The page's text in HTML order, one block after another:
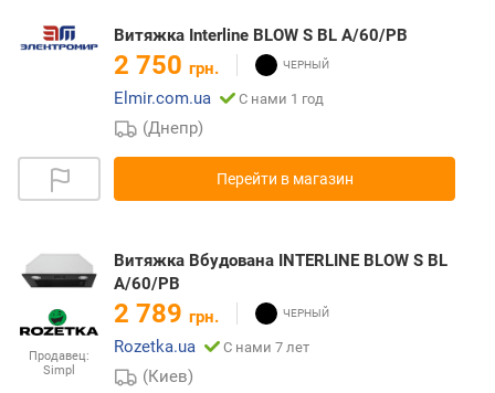
Витяжка Interline BLOW S BL A/60/PB
2 750 грн.
Elmir.com.ua
С нами 1 год
(Днепр)
Перейти в магазин
Продавец:
Simpl
Витяжка Вбудована INTERLINE BLOW S BL
A/60/PB
2 789 грн.
Rozetka.ua
С нами 7 лет
(Киев)